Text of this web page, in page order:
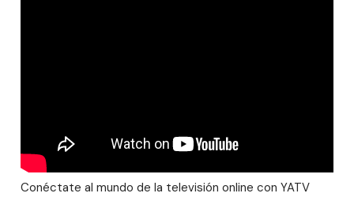
Conéctate al mundo de la televisión online con YATV